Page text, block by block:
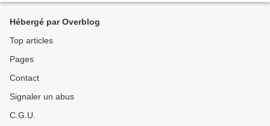
Hébergé par Overblog
Top articles
Pages
Contact
Signaler un abus
C.G.U.